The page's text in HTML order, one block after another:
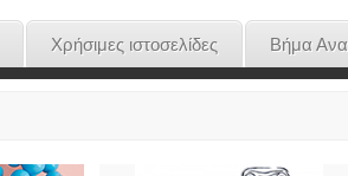
Χρήσιμες ιστοσελίδες Βήμα